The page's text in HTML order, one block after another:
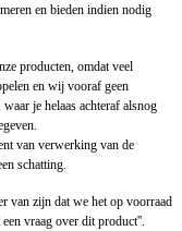
en bieden indien nodig
producten, omdat veel
en wij vooraf geen
je helaas achteraf alsnog
van verwerking van de
schatting.
van zijn dat we het op voorraad
vraag over dit product''.